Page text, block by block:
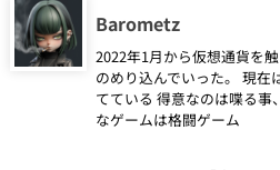
Barometz
2022年1月から仮想通貨を
のめり込んでいった。 現在
てている 得意なのは喋る事
なゲームは格闘ゲーム